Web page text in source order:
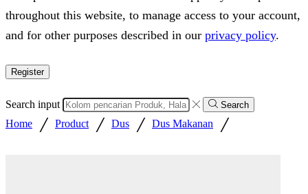
throughout this website, to manage access to your account,
and for other purposes described in our privacy policy.
Register
Search input Search
Home / Product / Dus / Dus Makanan /